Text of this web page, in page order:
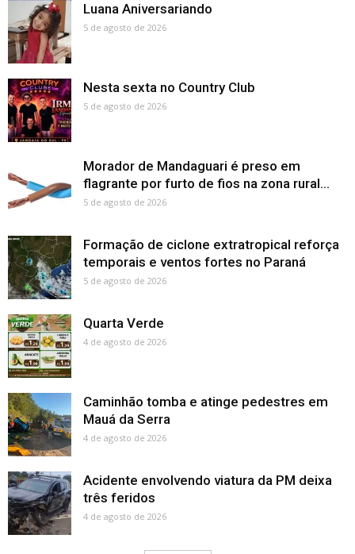
Luana Aniversariando
5 de agosto de 2026
Nesta sexta no Country Club
5 de agosto de 2026
Morador de Mandaguari é preso em
flagrante por furto de fios na zona rural...
5 de agosto de 2026
Formação de ciclone extratropical reforça
temporais e ventos fortes no Paraná
5 de agosto de 2026
Quarta Verde
4 de agosto de 2026
Caminhão tomba e atinge pedestres em
Mauá da Serra
4 de agosto de 2026
Acidente envolvendo viatura da PM deixa
três feridos
4 de agosto de 2026